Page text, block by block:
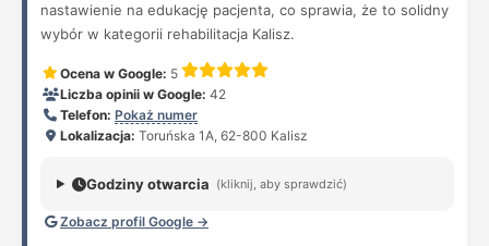
nastawienie na edukację pacjenta, co sprawia, że to solidny
wybór w kategorii rehabilitacja Kalisz.
Ocena w Google: 5
Liczba opinii w Google: 42
Telefon: Pokaż numer
Lokalizacja: Toruńska 1A, 62-800 Kalisz
Godziny otwarcia (kliknij, aby sprawdzić)
Zobacz profil Google →